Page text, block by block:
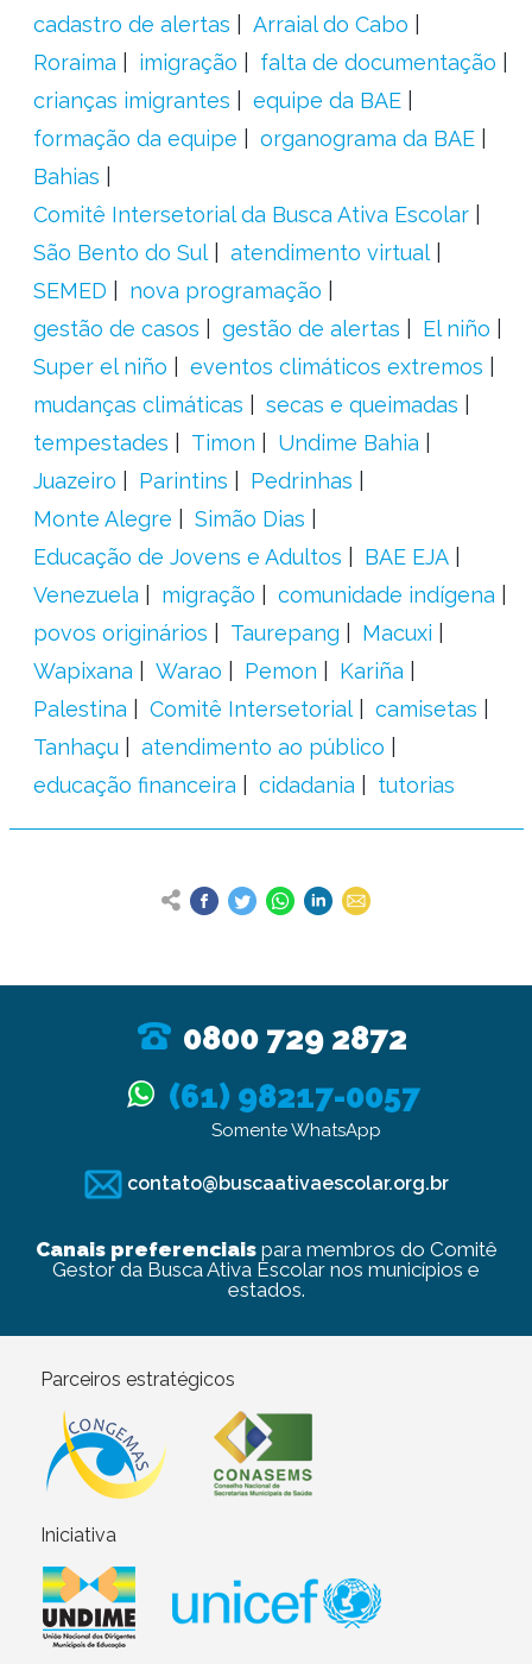
cadastro de alertas
Arraial do Cabo
Roraima
imigração
falta de documentação
crianças imigrantes
equipe da BAE
formação da equipe
organograma da BAE
Bahias
Comitê Intersetorial da Busca Ativa Escolar
São Bento do Sul
atendimento virtual
SEMED
nova programação
gestão de casos
gestão de alertas
El niño
Super el niño
eventos climáticos extremos
mudanças climáticas
secas e queimadas
tempestades
Timon
Undime Bahia
Juazeiro
Parintins
Pedrinhas
Monte Alegre
Simão Dias
Educação de Jovens e Adultos
BAE EJA
Venezuela
migração
comunidade indígena
povos originários
Taurepang
Macuxi
Wapixana
Warao Pemon
Kariña
Palestina
Comitê Intersetorial
camisetas
Tanhaçu
atendimento ao público
educação financeira
cidadania tutorias
0800 729 2872
(61) 98217-0057
Somente WhatsApp
contato@buscaativaescolar.org.br
Canais preferenciaispara membros do Comitê
Gestor da Busca Ativa Escolar nos municípios e
estados.
Parceiros estratégicos
Iniciativa